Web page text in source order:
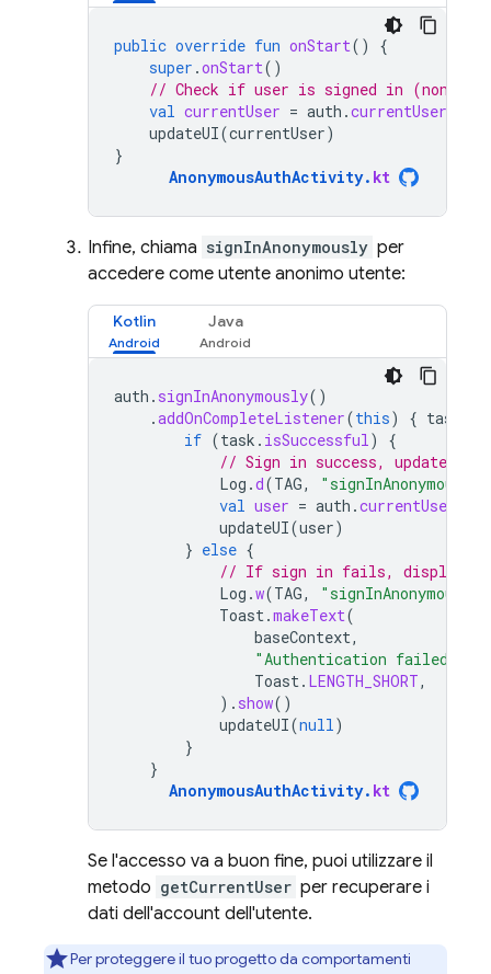
public override fun onStart()
{
super .onStart()
// Check if user is signed in (non-
val currentUser = auth .currentUser
updateUI(currentUser)
}
AnonymousAuthActivity. kt
Infine, chiama signInAnonymously per
accedere come utente anonimo utente:
Kotlin Java
auth . signInAnonymously()
.addOnCompleteListener(this) { task
if (task . isSuccessful)
{
// Sign in success, update UI
Log .d(TAG,
val user = auth .currentUser
updateUI(user)
} else {
// If sign in fails, display a
Log .w(TAG,
Toast.makeText(
baseContext,
"Authentication failed."
Toast. LENGTH_SHORT,
). show()
updateUI(null)
}
}
AnonymousAuthActivity. kt
Se l'accesso va a buon fine, puoi utilizzare il
metodo getCurrentUser per recuperare i
dati dell'account dell'utente.
Per proteggere il tuo progetto da comportamenti